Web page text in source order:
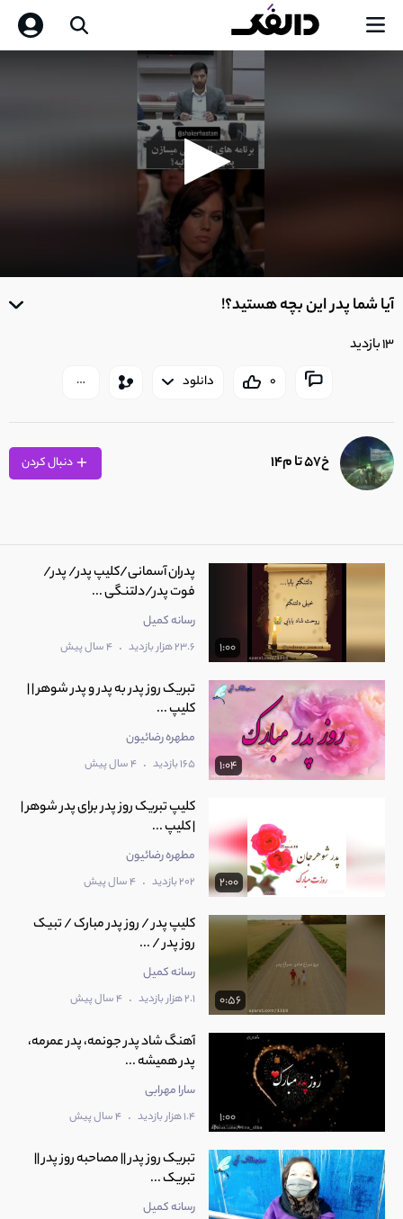
0
of آیا شما پدر این بچه هستید؟!
13 بازدید
0 دانلود
خ57 تا م14
1:00
پدران آسمانی/کلیپ پدر/ پدر/
فوت پدر/دلتنگی ...
رسانه کمیل
23.6 هزار بازدید . 4 سال پیش
1:04
تبریک روز پدر به پدر و پدر شوهر | |
کلیپ ...
مطهره رضائیون
165 بازدید . 4 سال پیش
2:00
کلیپ تبریک روز پدر برای پدر شوهر |
| کلیپ ...
مطهره رضائیون
202 بازدید . 4 سال پیش
0:56
کلیپ پدر / روز پدر مبارک / تبیک
روز پدر / ...
رسانه کمیل
2.1 هزار بازدید . 4 سال پیش
1:00
آهنگ شاد پدر جونمه، پدر عمرمه،
پدر همیشه ...
سارا مهرابی
1.4 هزار بازدید . 4 سال پیش
تبریک روز پدر || مصاحبه روز پدر ||
تبریک ...
رسانه کمیل